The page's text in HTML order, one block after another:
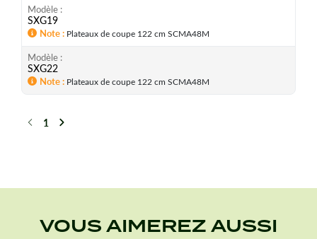
Modèle
SXG19
Note Plateaux de coupe 122 cm SCMA48M
Modèle
SXG22
Note Plateaux de coupe 122 cm SCMA48M
Précédent
1 Suivant
VOUS AIMEREZ AUSSI